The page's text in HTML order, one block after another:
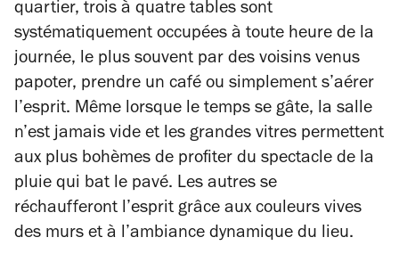
quartier, trois à quatre tables sont
systématiquement occupées à toute heure de la
journée, le plus souvent par des voisins venus
papoter, prendre un café ou simplement s’aérer
l’esprit. Même lorsque le temps se gâte, la salle
n’est jamais vide et les grandes vitres permettent
aux plus bohèmes de profiter du spectacle de la
pluie qui bat le pavé. Les autres se
réchaufferont l’esprit grâce aux couleurs vives
des murs et à l’ambiance dynamique du lieu.